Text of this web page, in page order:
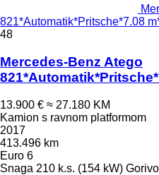
821*Automatik*Pritsche*7.08
48
Mercedes-Benz Atego
13.900 € ≈ 27.180 KM
Kamion s ravnom platformom
2017
413.496 km
Euro 6
Snaga 210 k.s. (154 kW) Gorivo